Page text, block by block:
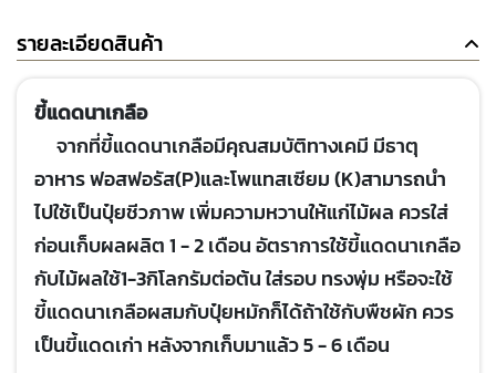
รายละเอียดสินค้า
ขี้แดดนาเกลือ
จากที่ขี้แดดนาเกลือมีคุณสมบัติทางเคมี มีธาตุ
อาหาร ฟอสฟอรัส(P)และโพแทสเซียม (K)สามารถนำ
ไปใช้เป็นปุ๋ยชีวภาพ เพิ่มความหวานให้แก่ไม้ผล ควรใส่
ก่อนเก็บผลผลิต 1 - 2 เดือน อัตราการใช้ขี้แดดนาเกลือ
กับไม้ผลใช้1-3กิโลกรัมต่อต้น ใส่รอบ ทรงพุ่ม หรือจะใช้
ขี้แดดนาเกลือผสมกับปุ๋ยหมักก็ได้ถ้าใช้กับพืชผัก ควร
เป็นขี้แดดเก่า หลังจากเก็บมาแล้ว 5 - 6 เดือน